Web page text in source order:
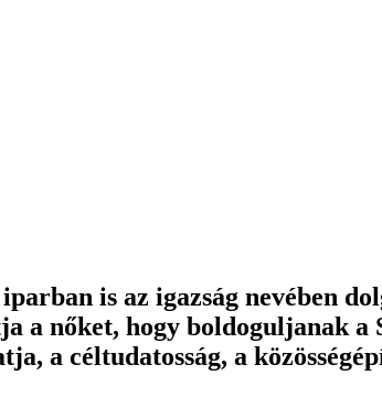
is az igazság nevében
a nőket, hogy boldoguljanak
a céltudatosság, a